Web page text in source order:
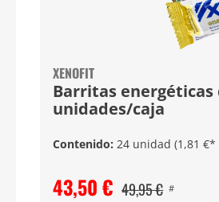
XENOFIT
Barritas energéticas de plátano, 24
unidades/caja
Contenido:24 unidad(1,81
43,50 € 49,95 € #